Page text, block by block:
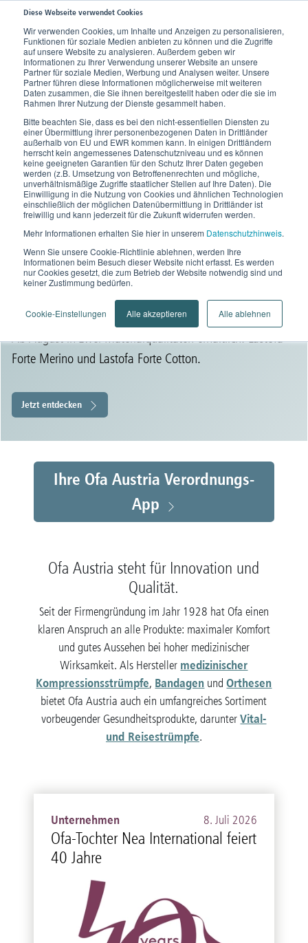
Diese Webseite verwendet Cookies
Wir verwenden Cookies, um Inhalte und Anzeigen zu personalisieren,
Funktionen für soziale Medien anbieten zu können und die Zugriffe
auf unsere Website zu analysieren. Außerdem geben wir
Informationen zu Ihrer Verwendung unserer Website an unsere
Partner für soziale Medien, Werbung und Analysen weiter. Unsere
Partner führen diese Informationen möglicherweise mit weiteren
Daten zusammen, die Sie ihnen bereitgestellt haben oder die sie im
Rahmen Ihrer Nutzung der Dienste gesammelt haben.
Bitte beachten Sie, dass es bei den nicht-essentiellen Diensten zu
einer Übermittlung ihrer personenbezogenen Daten in Drittländer
außerhalb von EU und EWR kommen kann. In einigen Drittländern
herrscht kein angemessenes Datenschutzniveau und es können
keine geeigneten Garantien für den Schutz Ihrer Daten gegeben
werden (z.B. Umsetzung von Betroffenenrechten und mögliche,
unverhältnismäßige Zugriffe staatlicher Stellen auf Ihre Daten). Die
Einwilligung in die Nutzung von Cookies und ähnlichen Technologien
einschließlich der möglichen Datenübermittlung in Drittländer ist
freiwillig und kann jederzeit für die Zukunft widerrufen werden.
Mehr Informationen erhalten Sie hier in unserem Datenschutzhinweis.
Wenn Sie unsere Cookie-Richtlinie ablehnen, werden Ihre
Informationen beim Besuch dieser Website nicht erfasst. Es werden
nur Cookies gesetzt, die zum Betrieb der Website notwendig sind und
keiner Zustimmung bedürfen.
Cookie-Einstellungen Alle akzeptieren Alle ablehnen
Lastofa Forte
Kompressionsstrümpfe bei
Lipödem und Lymphödem
Ab August in zwei Materialqualitäten erhältlich: Lastofa
Forte Merino und Lastofa Forte Cotton.
Jetzt entdecken
Ihre Ofa Austria Verordnungs-
App
Ofa Austria steht für Innovation und
Qualität.
Seit der Firmengründung im Jahr 1928 hat Ofa einen
klaren Anspruch an alle Produkte: maximaler Komfort
und gutes Aussehen bei hoher medizinischer
Wirksamkeit. Als Hersteller medizinischer
Kompressionsstrümpfe, Bandagen undOrthesen
bietet Ofa Austria auch ein umfangreiches Sortiment
vorbeugender Gesundheitsprodukte, darunterVital-
und Reisestrümpfe.
Unternehmen 8. Juli 2026
Ofa-Tochter Nea International feiert
40 Jahre